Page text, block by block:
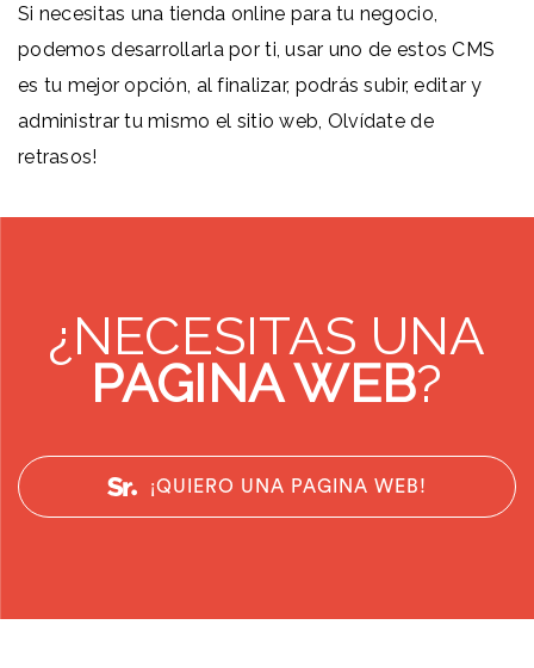
Si necesitas una tienda online para tu negocio,
podemos desarrollarla por ti, usar uno de estos CMS
es tu mejor opción, al finalizar, podrás subir, editar y
administrar tu mismo el sitio web, Olvídate de
retrasos!
¿NECESITAS UNA
PAGINA WEB?
¡QUIERO UNA PAGINA WEB!